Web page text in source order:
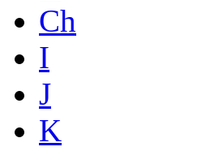
Ch
I
J
K